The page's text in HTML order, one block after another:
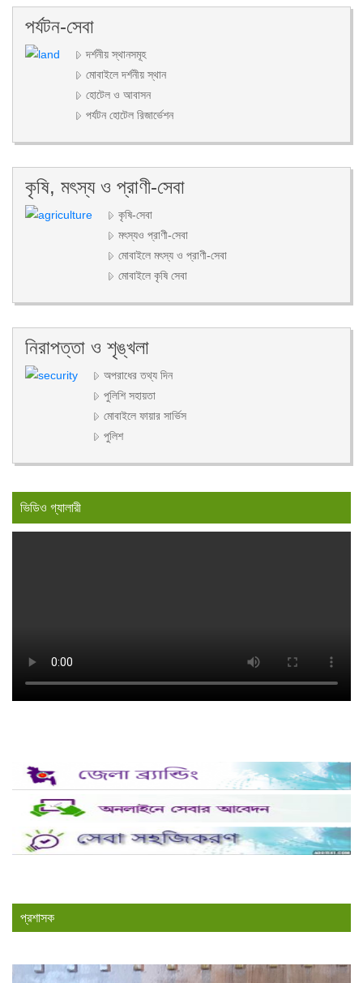
পর্যটন-সেবা
দর্শনীয় স্থানসমূহ
মোবাইলে দর্শনীয় স্থান
হোটেল ও আবাসন
পর্যটন হোটেল রিজার্ভেশন
কৃষি, মৎস্য ও প্রাণী-সেবা
কৃষি-সেবা
মৎস্যও প্রাণী-সেবা
মোবাইলে মৎস্য ও প্রাণী-সেবা
মোবাইলে কৃষি সেবা
নিরাপত্তা ও শৃঙ্খলা
অপরাধের তথ্য দিন
পুলিশি সহায়তা
মোবাইলে ফায়ার সার্ভিস
পুলিশ
ভিডিও গ্যালারী
প্রশাসক